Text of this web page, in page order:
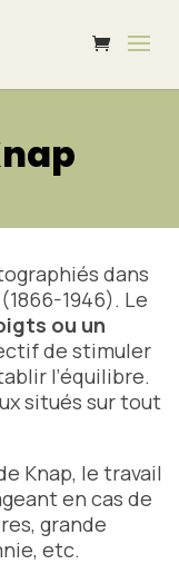
dans
1946). Le
ou un
de stimuler
l’équilibre.
situés sur tout
Knap, le travail
en cas de
grande
etc.